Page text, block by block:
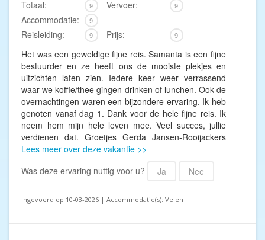
Totaal: 9 Vervoer: 9
Accommodatie: 9
Reisleiding: 9 Prijs: 9
Het was een geweldige fijne reis. Samanta is een fijne
bestuurder en ze heeft ons de mooiste plekjes en
uitzichten laten zien. Iedere keer weer verrassend
waar we koffie/thee gingen drinken of lunchen. Ook de
overnachtingen waren een bijzondere ervaring. Ik heb
genoten vanaf dag 1. Dank voor de hele fijne reis. Ik
neem hem mijn hele leven mee. Veel succes, jullie
verdienen dat. Groetjes Gerda Jansen-Rooijackers
Lees meer over deze vakantie >>
Was deze ervaring nuttig voor u?
Ja Nee
Ingevoerd op 10-03-2026 | Accommodatie(s): Velen